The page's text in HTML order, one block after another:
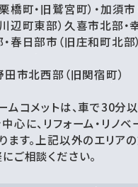
橋町・旧鷲宮町）・加須
辺町東部）久喜市北部・
春日部市（旧庄和町北部）
田市北西部（旧関宿町）
ムコメットは、車で30分
心に、リフォーム・リノベ
ます。上記以外のエリア
ご相談ください。